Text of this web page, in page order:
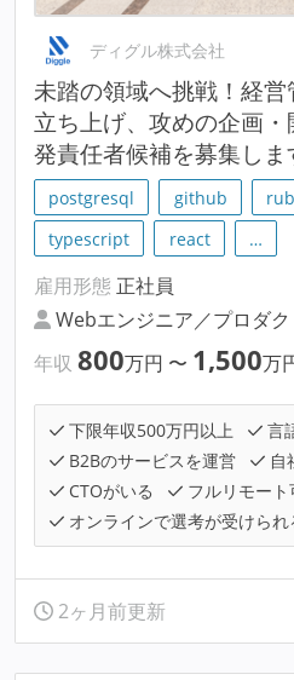
ディグル株式会社
未踏の領域へ挑戦！経
立ち上げ、攻めの企画
発責任者候補を募集しま
postgresql github
typescript
react …
雇用形態 正社員
Webエンジニア／プロダ
年収 800万円 〜 1,500万
下限年収500万円以上
言
B2Bのサービスを運営
自
CTOがいる
フルリモート
オンラインで選考が受けられ
2ヶ月前更新